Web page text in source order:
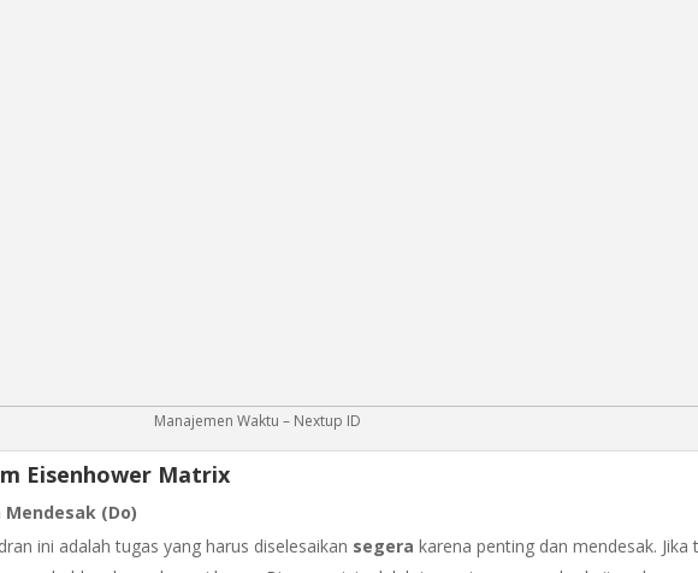
Manajemen Waktu – Nextup ID
Eisenhower Matrix
(Do)
ini adalah tugas yang harus diselesaikan segera karena penting dan mendesak. Jika